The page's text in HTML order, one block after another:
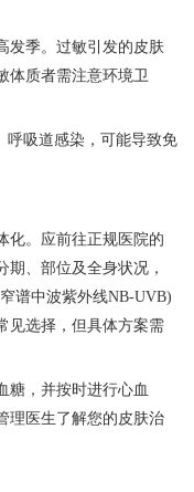
季。过敏引发的皮肤
体质者需注意环境卫
吸道感染，可能导致免
。应前往正规医院的
、部位及全身状况，
谱中波紫外线NB-UVB)
见选择，但具体方案需
，并按时进行心血
理医生了解您的皮肤治